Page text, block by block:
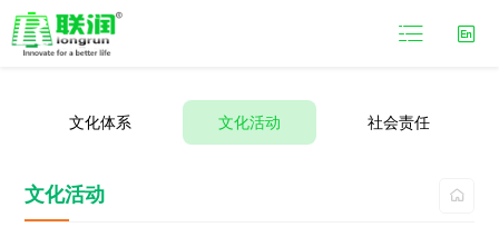

文化体系 文化活动 社会责任
文化活动 